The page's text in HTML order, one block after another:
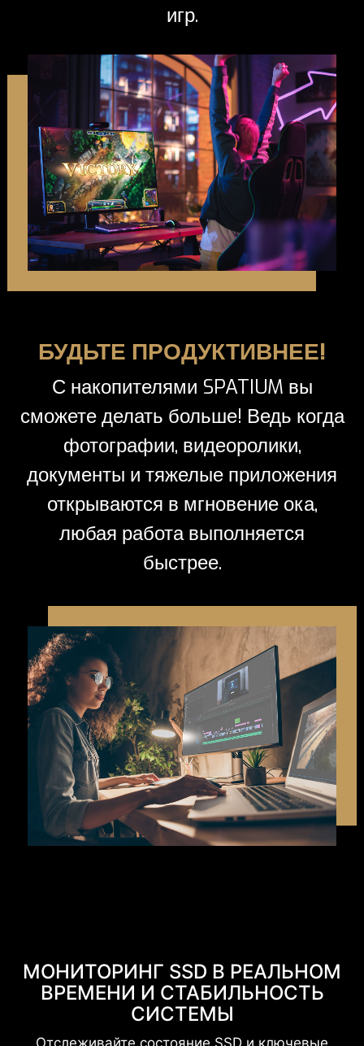
игр.
БУДЬТЕ ПРОДУКТИВНЕЕ!
С накопителями SPATIUM вы
сможете делать больше! Ведь когда
фотографии, видеоролики,
документы и тяжелые приложения
открываются в мгновение ока,
любая работа выполняется
быстрее.
МОНИТОРИНГ SSD В РЕАЛЬНОМ
ВРЕМЕНИ И СТАБИЛЬНОСТЬ
СИСТЕМЫ